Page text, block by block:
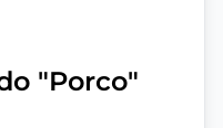
"Porco"